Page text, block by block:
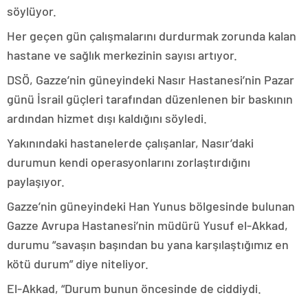
söylüyor.
Her geçen gün çalışmalarını durdurmak zorunda kalan
hastane ve sağlık merkezinin sayısı artıyor.
DSÖ, Gazze’nin güneyindeki Nasır Hastanesi’nin Pazar
günü İsrail güçleri tarafından düzenlenen bir baskının
ardından hizmet dışı kaldığını söyledi.
Yakınındaki hastanelerde çalışanlar, Nasır’daki
durumun kendi operasyonlarını zorlaştırdığını
paylaşıyor.
Gazze’nin güneyindeki Han Yunus bölgesinde bulunan
Gazze Avrupa Hastanesi’nin müdürü Yusuf el-Akkad,
durumu “savaşın başından bu yana karşılaştığımız en
kötü durum” diye niteliyor.
El-Akkad, “Durum bunun öncesinde de ciddiydi.